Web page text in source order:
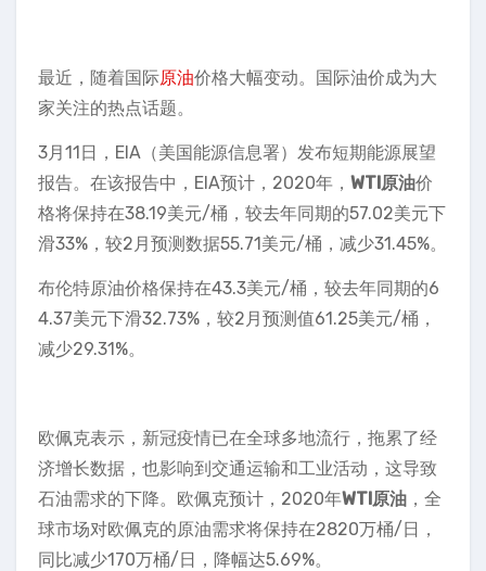
最近，随着国际原油价格大幅变动。国际油价成为大
家关注的热点话题。
3月11日，EIA（美国能源信息署）发布短期能源展望
报告。在该报告中，EIA预计，2020年， WTI原油价
格将保持在38.19美元/桶，较去年同期的57.02美元下
滑33%，较2月预测数据55.71美元/桶，减少31.45%。
布伦特原油价格保持在43.3美元/桶，较去年同期的6
4.37美元下滑32.73%，较2月预测值61.25美元/桶，
减少29.31%。
欧佩克表示，新冠疫情已在全球多地流行，拖累了经
济增长数据，也影响到交通运输和工业活动，这导致
石油需求的下降。欧佩克预计，2020年WTI原油 ，全
球市场对欧佩克的原油需求将保持在2820万桶/日，
同比减少170万桶/日，降幅达5.69%。